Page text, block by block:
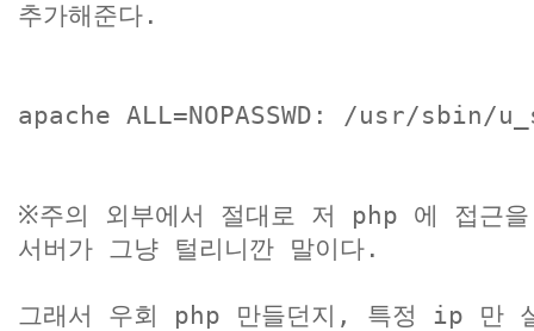
추가해준다.
apache ALL=NOPASSWD: /usr/sbin/u_
※주의 외부에서 절대로 저 php 에 접근
서버가 그냥 털리니깐 말이다.
그래서 우회 php 만들던지, 특정 ip 만